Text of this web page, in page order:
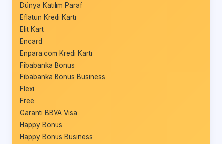
Dünya Katılım Paraf
Eflatun Kredi Kartı
Elit Kart
Encard
Enpara.com Kredi Kartı
Fibabanka Bonus
Fibabanka Bonus Business
Flexi
Free
Garanti BBVA Visa
Happy Bonus
Happy Bonus Business